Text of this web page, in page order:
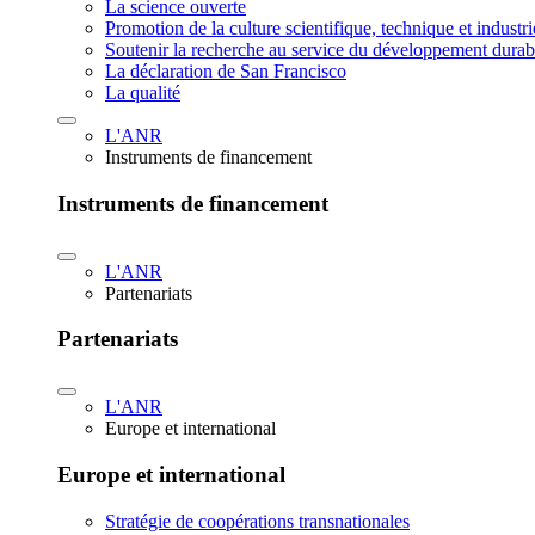
La science ouverte
Promotion de la culture scientifique, technique et
Soutenir la recherche au service du développement
La déclaration de San Francisco
La qualité
L'ANR
Instruments de financement
Instruments de financement
L'ANR
Partenariats
Partenariats
L'ANR
Europe et international
Europe et international
Stratégie de coopérations transnationales